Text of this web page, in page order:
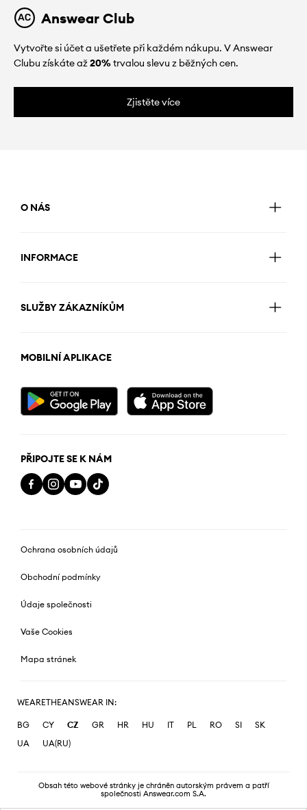
Answear Club
Vytvořte si účet a ušetřete při každém nákupu. V Answear
Clubu získáte až20%trvalou slevu z běžných cen.
Zjistěte více
O NÁS
INFORMACE
SLUŽBY ZÁKAZNÍKŮM
MOBILNÍ APLIKACE
PŘIPOJTE SE K NÁM
Ochrana osobních údajů
Obchodní podmínky
Údaje společnosti
Vaše Cookies
Mapa stránek
WEARETHEANSWEAR IN:
BG CY CZ GR HR HU IT PL RO SI
SK
UA
UA(RU)
Obsah této webové stránky je chráněn autorským právem a patří
společnosti Answear.com S.A.